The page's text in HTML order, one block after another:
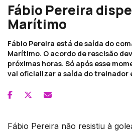
Fábio Pereira
Marítimo
Fábio Pereira está de saída do
Marítimo. O acordo de rescisão
próximas horas. Só após esse
vai oficializar a saída do treinador
Fábio Pereira não resistiu à